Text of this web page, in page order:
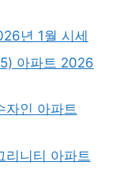
년 1월 시세
아파트 2026
자인 아파트
리니티 아파트